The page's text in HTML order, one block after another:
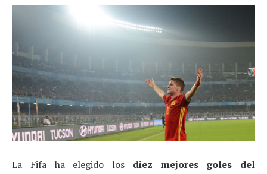
La Fifa ha elegido los diez mejores goles del